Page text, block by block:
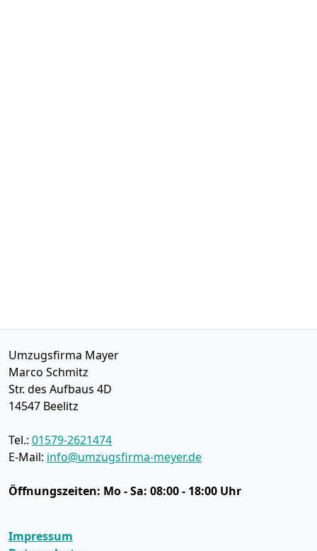
Umzugsfirma Mayer
Marco Schmitz
Str. des Aufbaus 4D
14547 Beelitz
Tel.: 01579-2621474
E-Mail: info@umzugsfirma-meyer.de
Öffnungszeiten: Mo - Sa: 08:00 - 18:00 Uhr
Impressum